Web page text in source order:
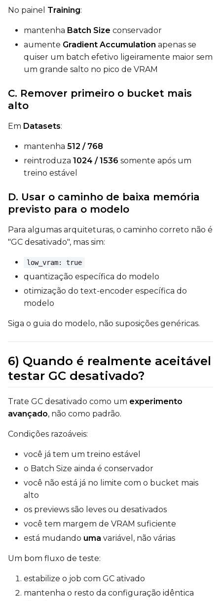
No painel Training:
mantenha Batch Size conservador
aumente Gradient Accumulation apenas se
quiser um batch efetivo ligeiramente maior sem
um grande salto no pico de VRAM
C. Remover primeiro o bucket mais
alto
Em Datasets:
mantenha 512 / 768
reintroduza 1024 / 1536 somente após um
treino estável
D. Usar o caminho de baixa memória
previsto para o modelo
Para algumas arquiteturas, o caminho correto não é
"GC desativado", mas sim:
low_vram: true
quantização específica do modelo
otimização do text-encoder específica do
modelo
Siga o guia do modelo, não suposições genéricas.
6) Quando é realmente aceitável
testar GC desativado?
Trate GC desativado como um experimento
avançado, não como padrão.
Condições razoáveis:
você já tem um treino estável
o Batch Size ainda é conservador
você não está já no limite com o bucket mais
alto
os previews são leves ou desativados
você tem margem de VRAM suficiente
está mudando uma variável, não várias
Um bom fluxo de teste:
estabilize o job com GC ativado
mantenha o resto da configuração idêntica